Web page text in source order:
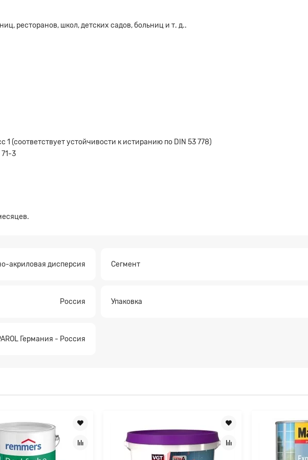
ресторанов, школ, детских садов, больниц и т. д..
1 (соответствует устойчивости к истиранию по DIN 53 778)
71-3
акриловая дисперсия Сегмент
Россия Упаковка
Германия - Россия
расчет